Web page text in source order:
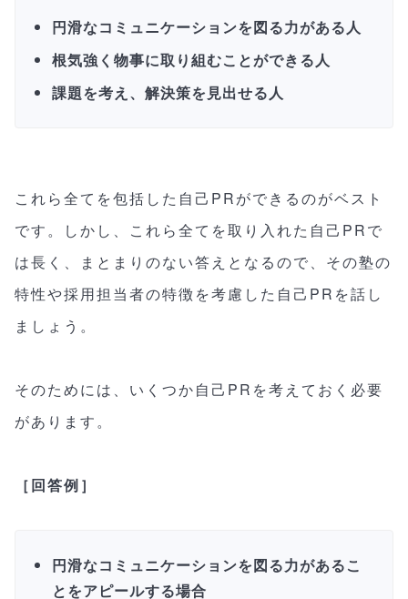
円滑なコミュニケーションを図る力がある人
根気強く物事に取り組むことができる人
課題を考え、解決策を見出せる人
これら全てを包括した自己PRができるのがベスト
です。しかし、これら全てを取り入れた自己PRで
は長く、まとまりのない答えとなるので、その塾の
特性や採用担当者の特徴を考慮した自己PRを話し
ましょう。
そのためには、いくつか自己PRを考えておく必要
があります。
［回答例］
円滑なコミュニケーションを図る力があるこ
とをアピールする場合